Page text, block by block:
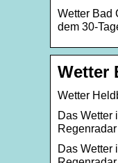
Wetter Bad
dem 30-
Wetter
Wetter
Das Wetter
Das Wetter